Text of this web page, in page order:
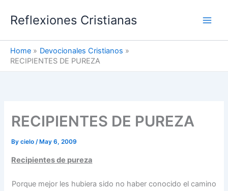
Reflexiones Cristianas
Home
Devocionales Cristianos
RECIPIENTES DE PUREZA
RECIPIENTES DE PUREZA
Bycielo/ May 6, 2009
Recipientes de pureza
Porque mejor les hubiera sido no haber conocido el camino